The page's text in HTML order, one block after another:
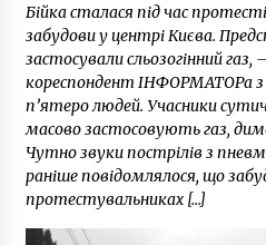
Бійка сталася під час
забудови у центрі Києва.
застосували сльозогінний газ,
кореспондент ІНФОРМАТОРа з
п’ятеро людей. Учасники
масово застосовують газ,
Чутно звуки пострілів з
раніше повідомлялося, що
протестувальниках […]